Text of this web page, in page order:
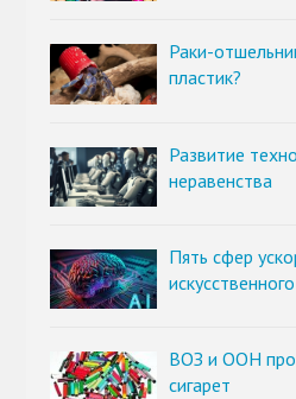
Раки-
пластик?
Развитие
неравенства
Пять сфер
ВОЗ и ООН
сигарет